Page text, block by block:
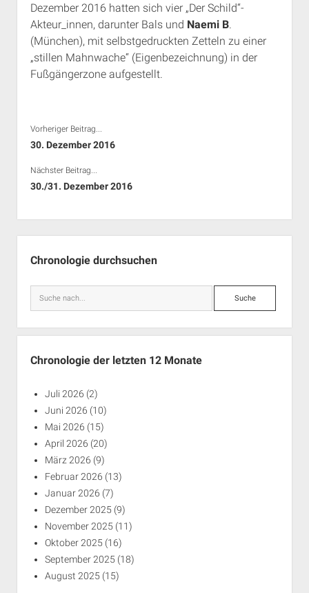
Dezember 2016 hatten sich vier „Der Schild“-
Akteur_innen, darunter Bals und Naemi B.
(München), mit selbstgedruckten Zetteln zu einer
„stillen Mahnwache“ (Eigenbezeichnung) in der
Fußgängerzone aufgestellt.
Vorheriger Beitrag...
30. Dezember 2016
Nächster Beitrag...
30./31. Dezember 2016
Chronologie durchsuchen
Suche
Chronologie der letzten 12 Monate
Juli 2026 (2)
Juni 2026 (10)
Mai 2026 (15)
April 2026 (20)
März 2026 (9)
Februar 2026 (13)
Januar 2026 (7)
Dezember 2025 (9)
November 2025 (11)
Oktober 2025 (16)
September 2025 (18)
August 2025 (15)